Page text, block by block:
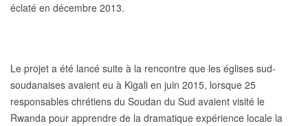
éclaté en décembre 2013.
Le projet a été lancé suite à la rencontre que les églises sud-
soudanaises avaient eu à Kigali en juin 2015, lorsque 25
responsables chrétiens du Soudan du Sud avaient visité le
Rwanda pour apprendre de la dramatique expérience locale la